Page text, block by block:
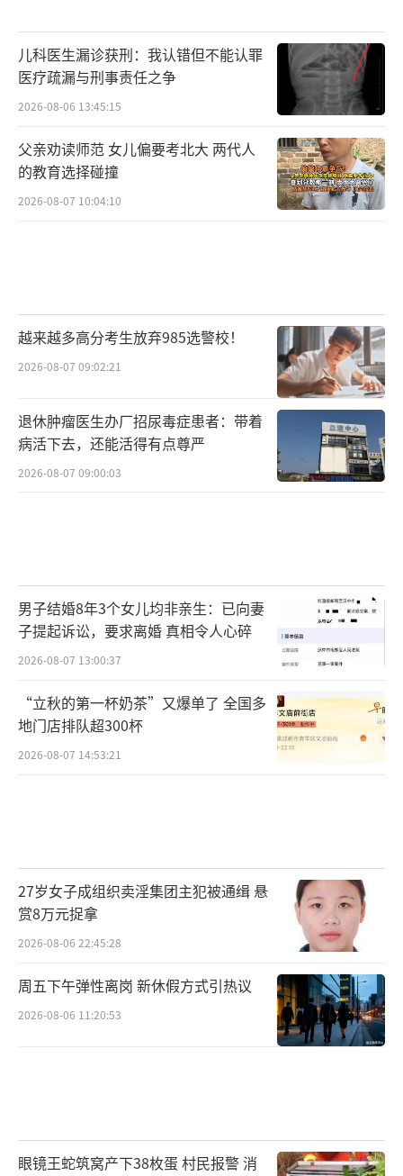
儿科医生漏诊获刑：我认错但不能认罪
医疗疏漏与刑事责任之争
2026-08-06 13:45:15
父亲劝读师范 女儿偏要考北大 两代人
的教育选择碰撞
2026-08-07 10:04:10
越来越多高分考生放弃985选警校！
2026-08-07 09:02:21
退休肿瘤医生办厂招尿毒症患者：带着
病活下去，还能活得有点尊严
2026-08-07 09:00:03
男子结婚8年3个女儿均非亲生：已向妻
子提起诉讼，要求离婚 真相令人心碎
2026-08-07 13:00:37
“立秋的第一杯奶茶”又爆单了 全国多
地门店排队超300杯
2026-08-07 14:53:21
27岁女子成组织卖淫集团主犯被通缉 悬
赏8万元捉拿
2026-08-06 22:45:28
周五下午弹性离岗 新休假方式引热议
2026-08-06 11:20:53
眼镜王蛇筑窝产下38枚蛋 村民报警 消